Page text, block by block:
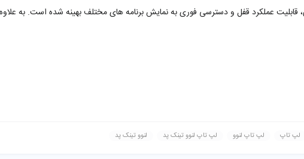
لپ تاپ لپ تاپ لنوو لپ تاپ لنوو تینک پد لنوو تینک پد